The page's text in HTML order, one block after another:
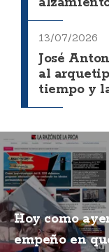
13/07/2026
José
al
tiempo y
Hoy como
empeño en